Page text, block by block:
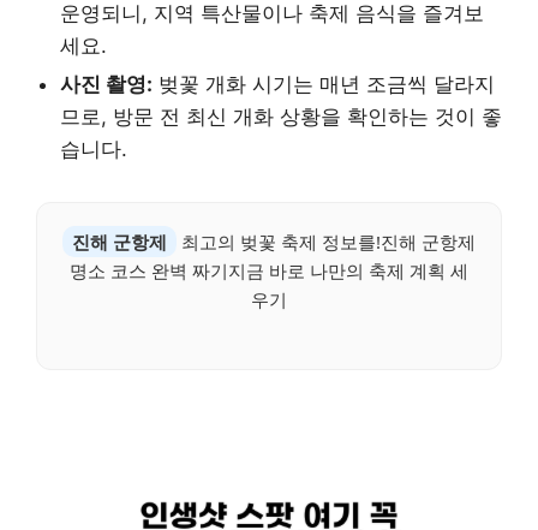
운영되니, 지역 특산물이나 축제 음식을 즐겨보
세요.
사진 촬영: 벚꽃 개화 시기는 매년 조금씩 달라지
므로, 방문 전 최신 개화 상황을 확인하는 것이 좋
습니다.
진해 군항제
최고의 벚꽃 축제 정보를!진해 군항제
명소 코스 완벽 짜기지금 바로 나만의 축제 계획 세
우기